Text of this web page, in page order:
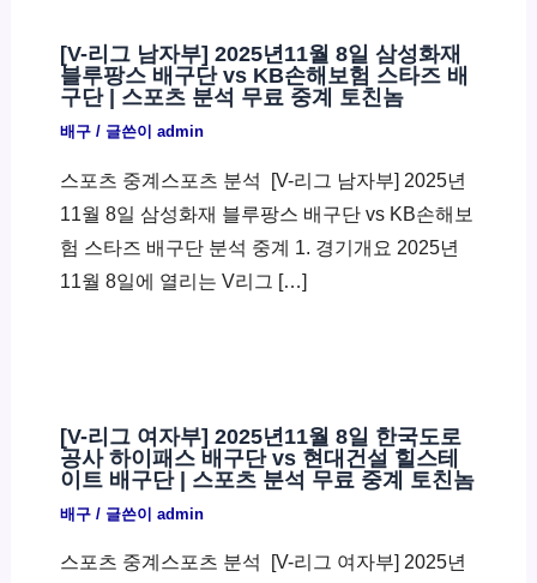
[V-리그 남자부] 2025년11월 8일 삼성화재
블루팡스 배구단 vs KB손해보험 스타즈 배
구단 | 스포츠 분석 무료 중계 토친놈
배구/ 글쓴이 admin
스포츠 중계스포츠 분석 ​ [V-리그 남자부] 2025년
11월 8일 삼성화재 블루팡스 배구단 vs KB손해보
험 스타즈 배구단 분석 중계 1. 경기개요 2025년
11월 8일에 열리는 V리그 […]
[V-리그 여자부] 2025년11월 8일 한국도로
공사 하이패스 배구단 vs 현대건설 힐스테
이트 배구단 | 스포츠 분석 무료 중계 토친놈
배구/ 글쓴이 admin
스포츠 중계스포츠 분석 ​ [V-리그 여자부] 2025년